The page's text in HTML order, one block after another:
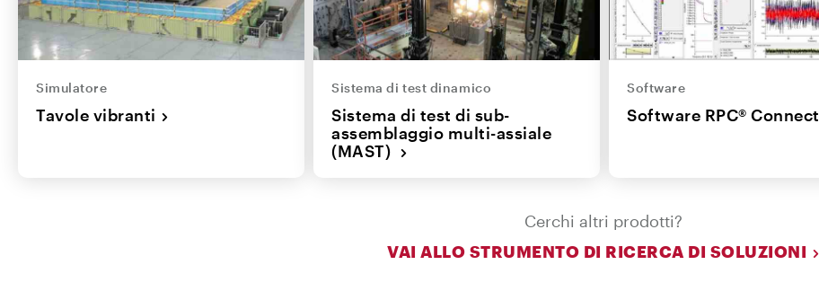
Simulatore
Tavole vibranti
Sistema di test dinamico
Sistema di test di sub-
assemblaggio multi-assiale
(MAST)
Software
Software RPC® Connect
Cerchi altri prodotti?
VAI ALLO STRUMENTO DI RICERCA DI SOLUZIONI